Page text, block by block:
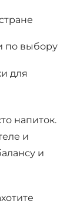
по выбору
для
напиток.
и
и